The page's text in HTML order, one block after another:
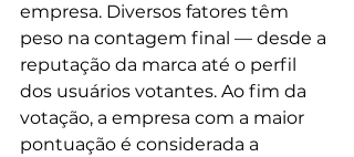
empresa. Diversos fatores têm
peso na contagem final — desde a
reputação da marca até o perfil
dos usuários votantes. Ao fim da
votação, a empresa com a maior
pontuação é considerada a